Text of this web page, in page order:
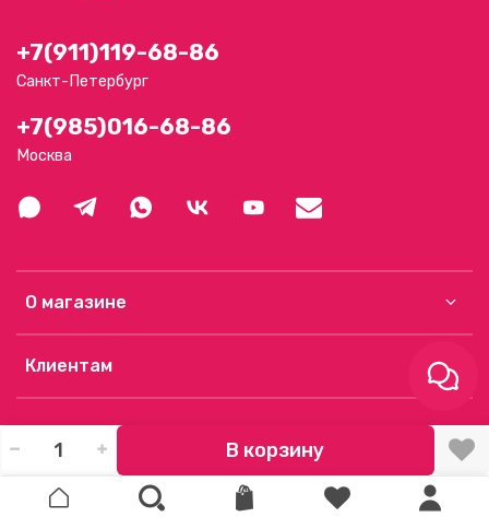
В корзину
О магазине
Клиентам
+7(911)119-68-86
Санкт-Петербург
+7(985)016-68-86
Москва